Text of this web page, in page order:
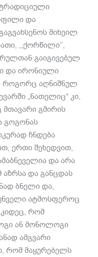
და
მიხეილ
, ,,ქორწილი’’,
გაიგივებულ
და ირონიული
როგორც აღნიშნულ
„ნათელიც“კი,
გმირის
გოგონას
ჩნდება
,ერთი შეხედვით,
და არა
აზრსა და განცდას
ბნელი და,
ატმოსფეროც
,რომ
ან მონოლოგი
ამგვარი
,რომ მაყურებელს